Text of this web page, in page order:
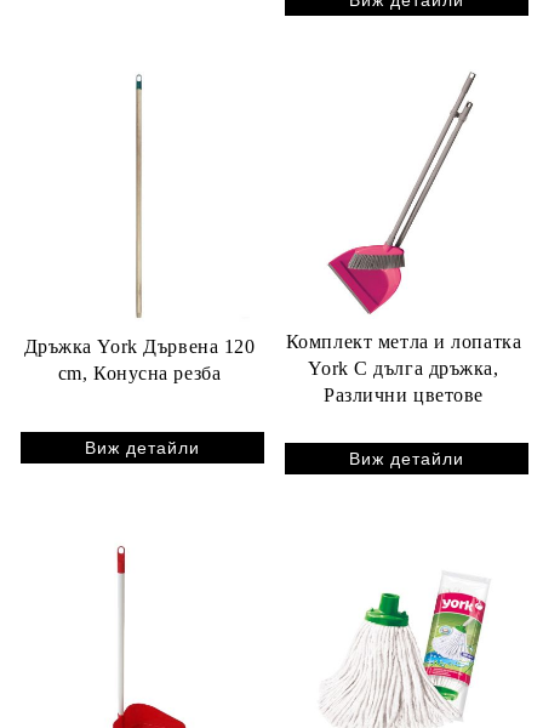
Дръжка York Дървена 120
cm, Конусна резба
Виж детайли
Комплект метла и лопатка
York С дълга дръжка,
Различни цветове
Виж детайли